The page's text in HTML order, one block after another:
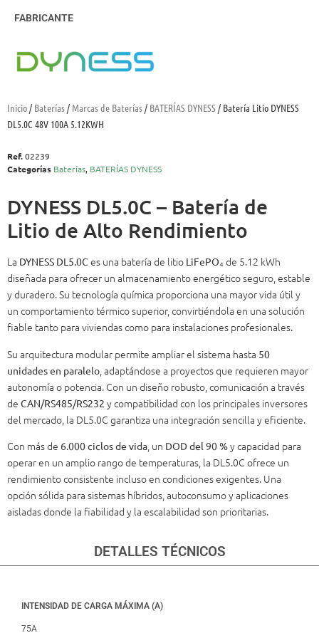
Inicio/ Baterías/ Marcas de Baterías/ BATERÍAS DYNESS/ Batería Litio DYNESS
DL5.0C 48V 100A 5.12KWH
Ref.02239
Categorías Baterías, BATERÍAS DYNESS
DYNESS DL5.0C – Batería de
Litio de Alto Rendimiento
La DYNESS DL5.0C es una batería de litio LiFePO₄ de 5.12 kWh
diseñada para ofrecer un almacenamiento energético seguro, estable
y duradero. Su tecnología química proporciona una mayor vida útil y
un comportamiento térmico superior, convirtiéndola en una solución
fiable tanto para viviendas como para instalaciones profesionales.
Su arquitectura modular permite ampliar el sistema hasta 50
unidades en paralelo , adaptándose a proyectos que requieren mayor
autonomía o potencia. Con un diseño robusto, comunicación a través
de CAN/RS485/RS232 y compatibilidad con los principales inversores
del mercado, la DL5.0C garantiza una integración sencilla y eficiente.
Con más de 6.000 ciclos de vida, un DOD del 90 %y capacidad para
operar en un amplio rango de temperaturas, la DL5.0C ofrece un
rendimiento consistente incluso en condiciones exigentes. Una
opción sólida para sistemas híbridos, autoconsumo y aplicaciones
aisladas donde la fiabilidad y la escalabilidad son prioritarias.
FABRICANTE
DETALLES TÉCNICOS
INTENSIDAD DE CARGA MÁXIMA (A)
75A